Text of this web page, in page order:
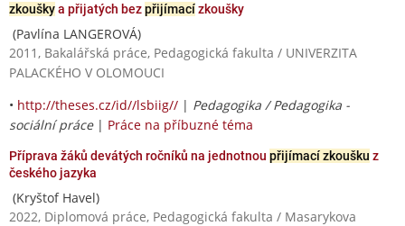
zkouškya přijatých bezpřijímacízkoušky
(Pavlína LANGEROVÁ)
2011, Bakalářská práce, Pedagogická fakulta / UNIVERZITA
PALACKÉHO V OLOMOUCI
• http://theses.cz/id//lsbiig// | Pedagogika / Pedagogika -
sociální práce| Práce na příbuzné téma
Příprava žáků devátých ročníků na jednotnou přijímací zkoušku z
českého jazyka
(Kryštof Havel)
2022, Diplomová práce, Pedagogická fakulta / Masarykova